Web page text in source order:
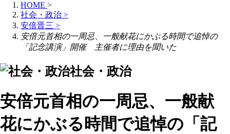
HOME >
社会・政治 >
安倍晋三 >
安倍元首相の一周忌、一般献花にかぶる時間で追悼の
「記念講演」開催 主催者に理由を聞いた
社会・政治
安倍元首相の一周忌、一般献
花にかぶる時間で追悼の「記